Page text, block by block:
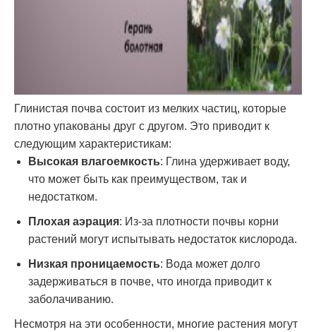
Глинистая почва состоит из мелких частиц, которые
плотно упакованы друг с другом. Это приводит к
следующим характеристикам:
Высокая влагоемкость: Глина удерживает воду,
что может быть как преимуществом, так и
недостатком.
Плохая аэрация: Из-за плотности почвы корни
растений могут испытывать недостаток кислорода.
Низкая проницаемость: Вода может долго
задерживаться в почве, что иногда приводит к
заболачиванию.
Несмотря на эти особенности, многие растения могут